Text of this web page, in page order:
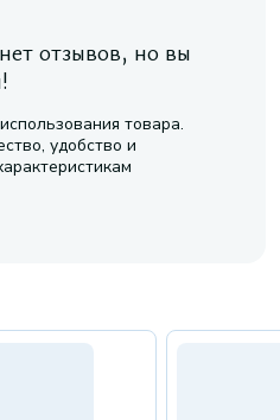
отзывов, но вы
товара.
удобство и